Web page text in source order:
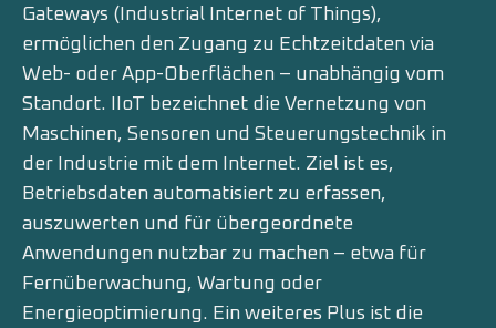
Gateways (Industrial Internet of Things),
ermöglichen den Zugang zu Echtzeitdaten via
Web- oder App-Oberflächen – unabhängig vom
Standort. IIoT bezeichnet die Vernetzung von
Maschinen, Sensoren und Steuerungstechnik in
der Industrie mit dem Internet. Ziel ist es,
Betriebsdaten automatisiert zu erfassen,
auszuwerten und für übergeordnete
Anwendungen nutzbar zu machen – etwa für
Fernüberwachung, Wartung oder
Energieoptimierung. Ein weiteres Plus ist die